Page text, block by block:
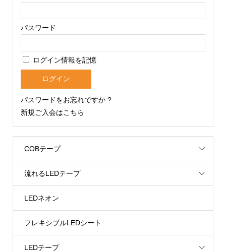
パスワード
ログイン情報を記憶
パスワードをお忘れですか ?
新規ご入会はこちら
COBテープ
流れるLEDテープ
LEDネオン
フレキシブルLEDシート
LEDテープ